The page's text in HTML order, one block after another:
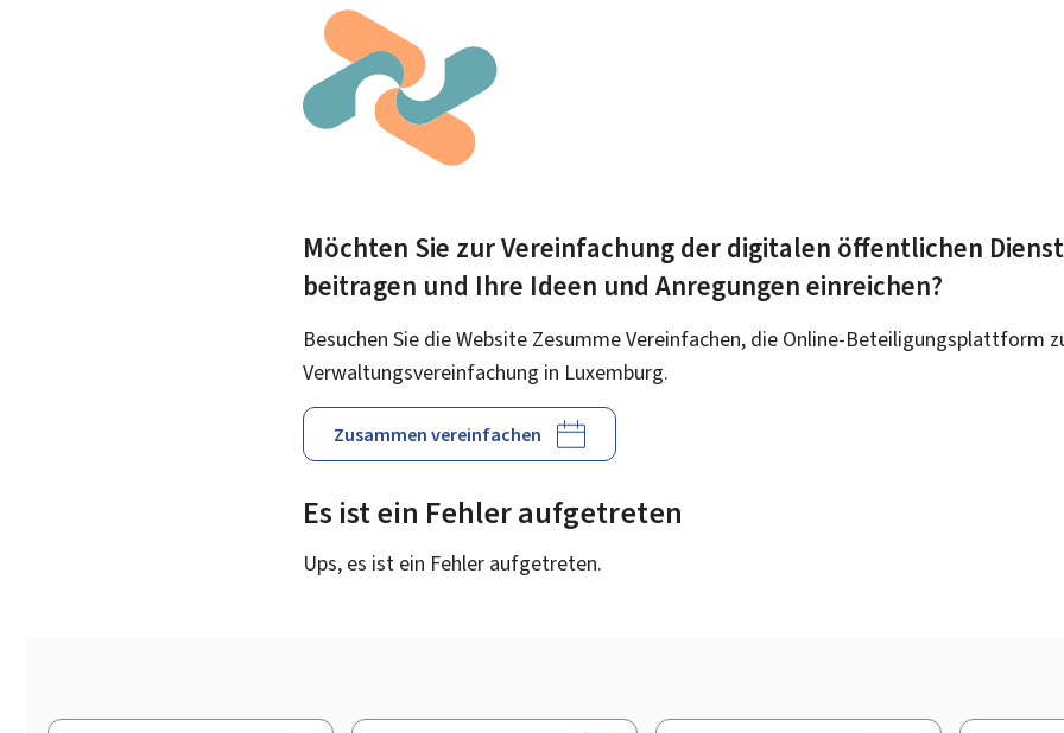
Möchten Sie zur Vereinfachung der digitalen öffentlichen
beitragen und Ihre Ideen und Anregungen einreichen?
Besuchen Sie die Website Zesumme Vereinfachen, die Online-Beteiligungsplattform
Verwaltungsvereinfachung in Luxemburg.
Zusammen vereinfachen
Es ist ein Fehler aufgetreten
Ups, es ist ein Fehler aufgetreten.